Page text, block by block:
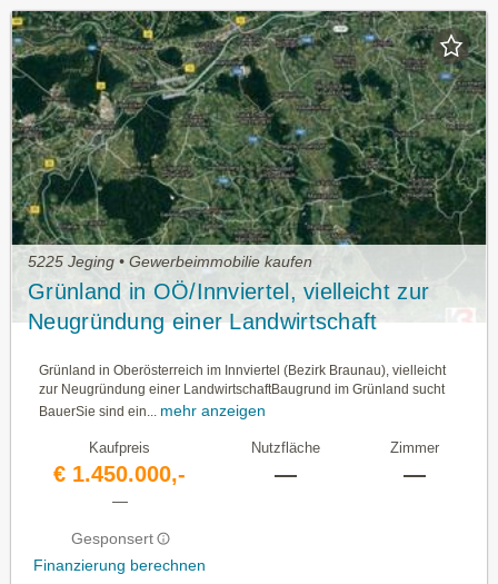
5225 Jeging • Gewerbeimmobilie kaufen
Grünland in OÖ/Innviertel, vielleicht zur
Neugründung einer Landwirtschaft
Grünland in Oberösterreich im Innviertel (Bezirk Braunau), vielleicht
zur Neugründung einer LandwirtschaftBaugrund im Grünland sucht
BauerSie sind ein...
mehr anzeigen
Kaufpreis
€ 1.450.000,-
—
Gesponsert
Finanzierung berechnen
Nutzfläche
—
Zimmer
—